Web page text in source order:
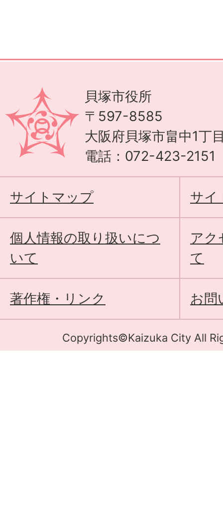
貝塚市役所
〒597-8585
大阪府貝塚市畠中1丁
電話：072-423-2151
サイトマップ サイ
個人情報の取り扱いにつ
いて
アク
て
著作権・リンク お問
Copyrights©Kaizuka City All